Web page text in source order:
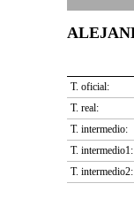
T. oficial:
T. real:
T. intermedio:
T. intermedio1:
T. intermedio2: